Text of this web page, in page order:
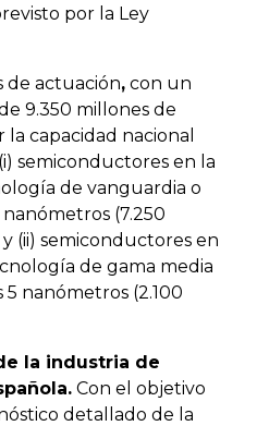
por la Ley
de actuación, con un
9.350 millones de
capacidad nacional
semiconductores en la
de vanguardia o
(7.250
(ii) semiconductores en
de gama media
nanómetros (2.100
la industria de
Con el objetivo
detallado de la